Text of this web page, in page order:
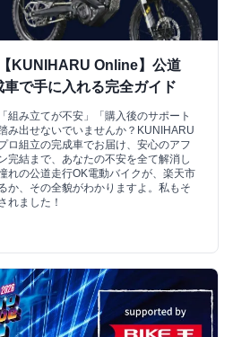
KUNIHARU Online】公道
で手に入れる完全ガイド
組み立てが不安」「購入後のサポート
み出せないでいませんか？KUNIHARU
ロ組立の完成車でお届け、安心のアフ
完結まで、あなたの不安を全て解消し
れの公道走行OK電動バイクが、楽天市
か、その全貌がわかりますよ。私もそ
れました！